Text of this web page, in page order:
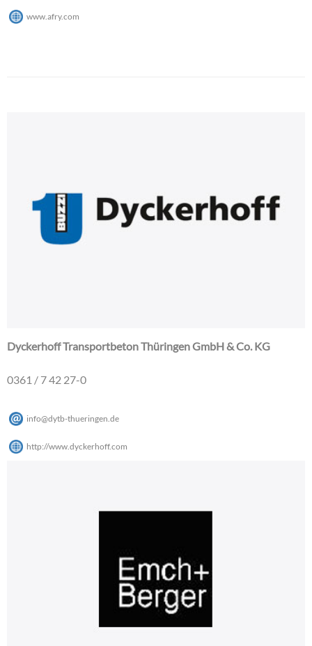
www.afry.com
Dyckerhoff Transportbeton Thüringen GmbH & Co. KG
0361 / 7 42 27-0
info@dytb-thueringen de
http://www.dyckerhoff.com